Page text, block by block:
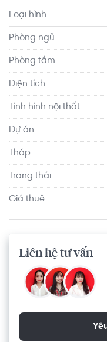
cầu của mình.
hữu tấm vé quyền
với đa dạng các tiện
Ánh sáng nghệ thuật,
điểm nướng BBQ,
Loại hình
Phòng ngủ
Phòng tắm
Diện tích
Tình hình nội thất
Dự án
Tháp
Trạng thái
Giá thuê
Liên hệ tư vấn